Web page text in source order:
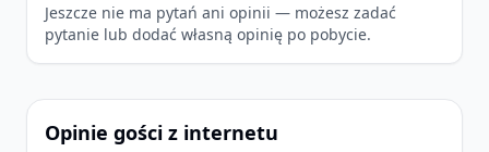
Dla dzieci
Dostępne są bezpłatne łóżeczka dziecięce na
Jeszcze nie ma pytań ani opinii — możesz zadać
pytanie lub dodać własną opinię po pobycie.
Opinie gości z internetu